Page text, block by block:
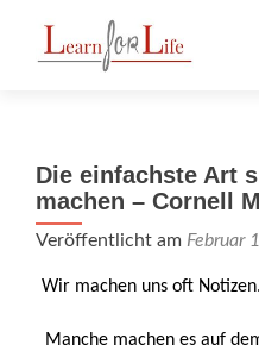
Die einfachste Art
machen – Cornell
Veröffentlicht am Februar
Wir machen uns oft
Manche machen es auf